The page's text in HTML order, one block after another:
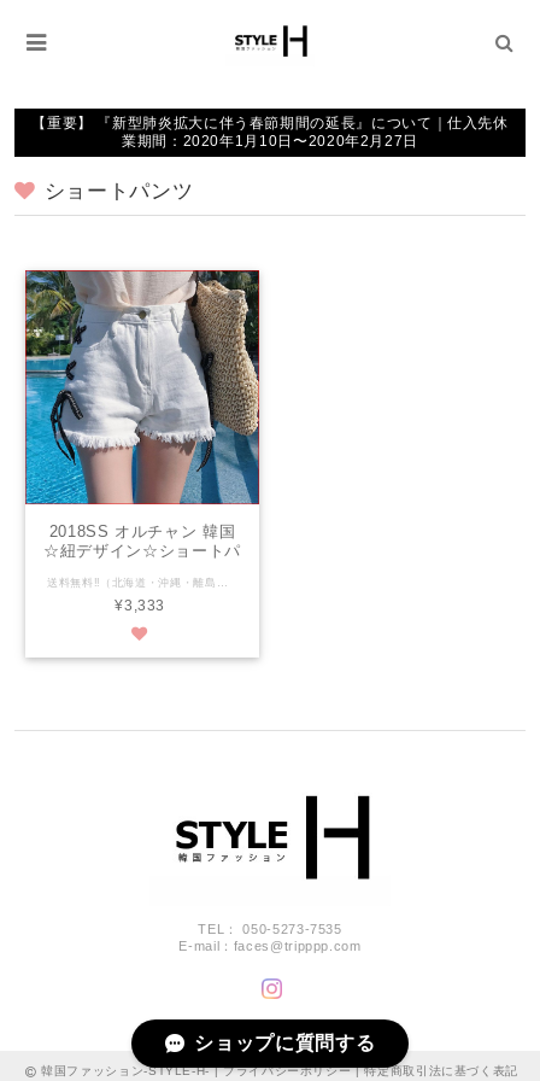
【重要】 『新型肺炎拡大に伴う春節期間の延長』について｜仕入先休
業期間：2020年1月10日〜2020年2月27日
ショートパンツ
2018SS オルチャン 韓国
☆紐デザイン☆ショートパ
送料無料‼（北海道・沖縄・離島にお住まいの方は別途333円かかります） ★期間限定6,980円→3,333円 ーーーー 大人気☆ 紐付きデザインのハイウエストデニムショートパンツ！ ↓↓サイズ↓↓ S ウエスト66cm 着丈30cm M ウエスト70cm 着丈31cm L ウエスト74cm 着丈32cm ↓↓カラー↓↓ ・ホワイト ・ブラック ・ブルー ーーーーー ▼ラインID▼ @album4a(@も含む) ↓ワンクリックでもご登録できます^ ^ https://line.me/ti/p/HSF0TvSKBS#~ 本商品は海外からのお取り寄せとなりますので、 決済確認後、約10日前後で発送手続きを完了し、お届けまでには3~5日前後要しまして、お客様の元に商品が到着するまでには決済確認後から2週間前後を要しますので、ご理解頂き商品のご購入をお願い致します。 （GW・お盆休み・年末年始などの長期休暇時期はプラス数日お時間を頂く場合がございます。） 【検索ワード】 韓国ファッション・オルチャン・原宿系・おしゃれ・オシャレ・プチプラ・プチプラコーデ・ファッション・カジュアル・通販・可愛い・セレクトショップ
¥3,333
TEL： 050-5273-7535
E-mail： faces@tripppp.com
韓国ファッション-STYLE-H- |プライバシーポリシー|特定商取引法に基づく表記
ショップに質問する